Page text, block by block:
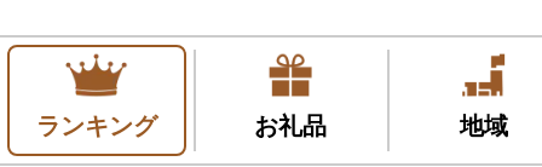
ランキング お礼品 地域